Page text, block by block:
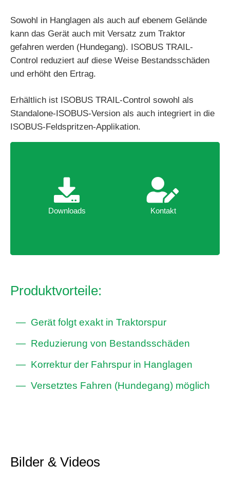
Sowohl in Hanglagen als auch auf ebenem Gelände
kann das Gerät auch mit Versatz zum Traktor
gefahren werden (Hundegang). ISOBUS TRAIL-
Control reduziert auf diese Weise Bestandsschäden
und erhöht den Ertrag.
Erhältlich ist ISOBUS TRAIL-Control sowohl als
Standalone-ISOBUS-Version als auch integriert in die
ISOBUS-Feldspritzen-Applikation.
Downloads Kontakt
Downloads Kontakt
Produktvorteile:
Gerät folgt exakt in Traktorspur
Reduzierung von Bestandsschäden
Korrektur der Fahrspur in Hanglagen
Versetztes Fahren (Hundegang) möglich
Bilder & Videos